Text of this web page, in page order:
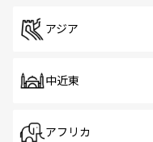
アジア
中近東
アフリカ